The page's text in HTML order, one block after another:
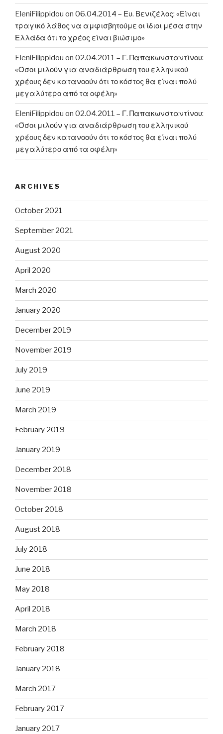
EleniFilippidou on 06.04.2014 – Ευ. Βενιζέλος: «Είναι
τραγικό λάθος να αμφισβητούμε οι ίδιοι μέσα στην
Ελλάδα ότι το χρέος είναι βιώσιμο»
EleniFilippidou on 02.04.2011 – Γ. Παπακωνσταντίνου:
«Όσοι μιλούν για αναδιάρθρωση του ελληνικού
χρέους δεν κατανοούν ότι το κόστος θα είναι πολύ
μεγαλύτερο από τα οφέλη»
EleniFilippidou on 02.04.2011 – Γ. Παπακωνσταντίνου:
«Όσοι μιλούν για αναδιάρθρωση του ελληνικού
χρέους δεν κατανοούν ότι το κόστος θα είναι πολύ
μεγαλύτερο από τα οφέλη»
ARCHIVES
October 2021
September 2021
August 2020
April 2020
March 2020
January 2020
December 2019
November 2019
July 2019
June 2019
March 2019
February 2019
January 2019
December 2018
November 2018
October 2018
August 2018
July 2018
June 2018
May 2018
April 2018
March 2018
February 2018
January 2018
March 2017
February 2017
January 2017